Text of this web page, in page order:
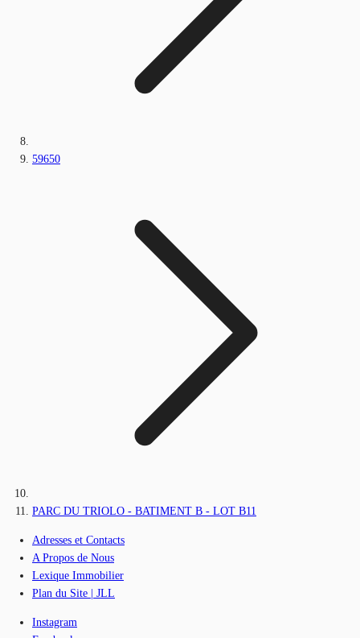
59650
PARC DU TRIOLO - BATIMENT B - LOT B11
Adresses et Contacts
A Propos de Nous
Lexique Immobilier
Plan du Site | JLL
Instagram